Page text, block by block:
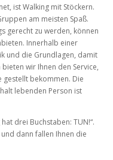
ist Walking mit Stöckern.
am meisten Spaß.
gerecht zu werden, können
Innerhalb einer
und die Grundlagen, damit
wir Ihnen den Service,
gestellt bekommen. Die
lebenden Person ist
drei Buchstaben: TUN!“.
dann fallen Ihnen die